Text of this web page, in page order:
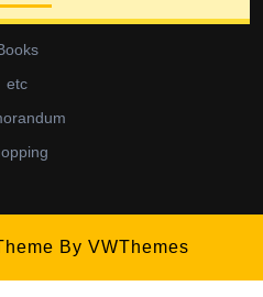
etc
By VWThemes